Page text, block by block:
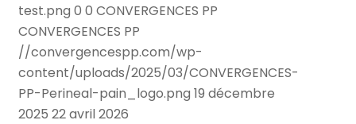
test.png 0 0 CONVERGENCES PP
CONVERGENCES PP
//convergencespp.com/wp-
content/uploads/2025/03/CONVERGENCES-
PP-Perineal-pain_logo.png 19 décembre
2025 22 avril 2026